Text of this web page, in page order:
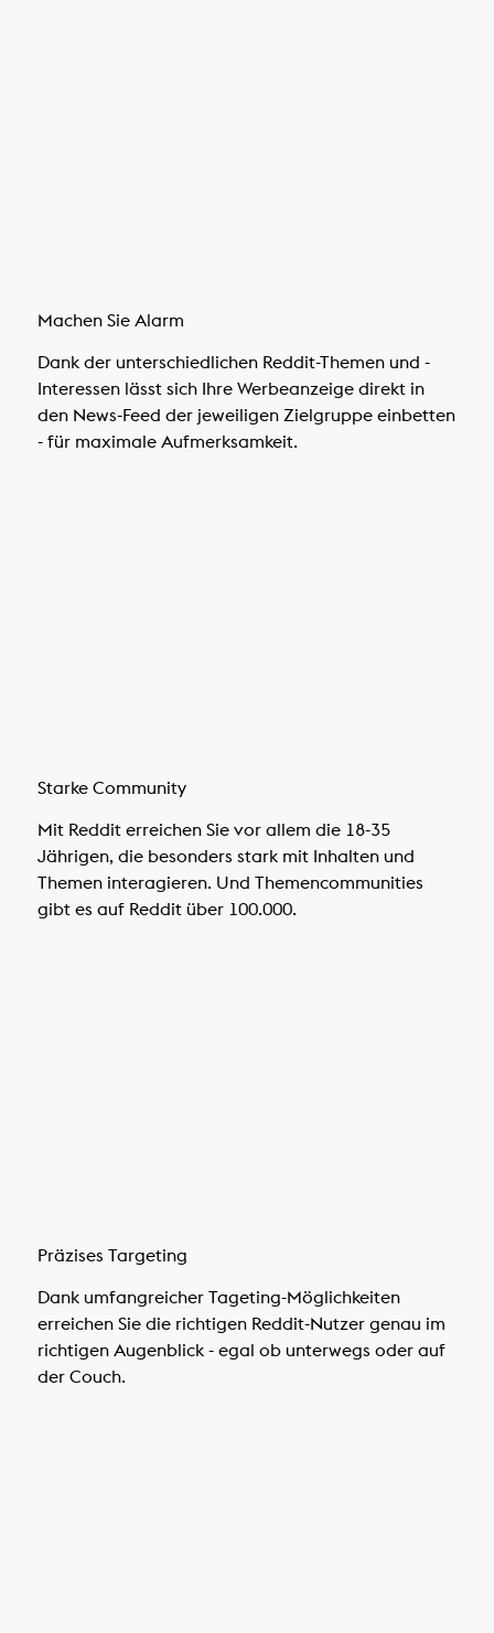
Machen Sie Alarm
Dank der unterschiedlichen Reddit-Themen und -
Interessen lässt sich Ihre Werbeanzeige direkt in
den News-Feed der jeweiligen Zielgruppe einbetten
- für maximale Aufmerksamkeit.
Starke Community
Mit Reddit erreichen Sie vor allem die 18-35
Jährigen, die besonders stark mit Inhalten und
Themen interagieren. Und Themencommunities
gibt es auf Reddit über 100.000.
Präzises Targeting
Dank umfangreicher Tageting-Möglichkeiten
erreichen Sie die richtigen Reddit-Nutzer genau im
richtigen Augenblick - egal ob unterwegs oder auf
der Couch.